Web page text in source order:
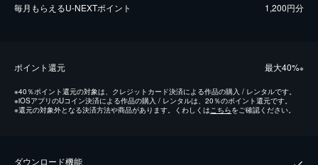
毎⽉もらえるU-NEXTポイント 1,200円分
ポイント還元 最⼤40%※
※40％ポイント還元の対象は、クレジットカード決済による作品の購入 / レンタルです。
※iOSアプリのUコイン決済による作品の購入 / レンタルは、20％のポイント還元です。
※還元の対象外となる決済方法や商品があります。くわしくはこちらをご確認ください。
ダウンロード機能